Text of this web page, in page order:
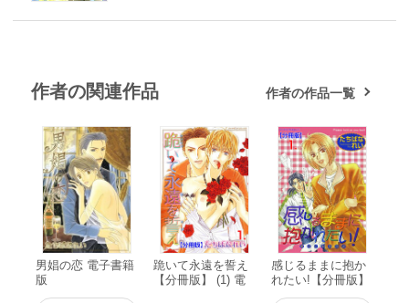
作者の関連作品 作者の作品一覧
男娼の恋 電子書籍
版
跪いて永遠を誓え
【分冊版】 (1) 電
感じるままに抱か
れたい!【分冊版】
(1) 電子書籍版